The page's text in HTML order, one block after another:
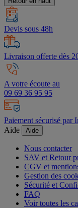
Devis sous 48h
Livraison offerte dès
A votre écoute au
09 69 36 95 95
Paiement sécurisé par
Aide
Aide
Nous contacter
SAV et Retour
CGV et
Gestion des
Sécurité et
FAQ
Voir toutes les